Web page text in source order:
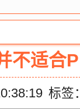
不适合
标签